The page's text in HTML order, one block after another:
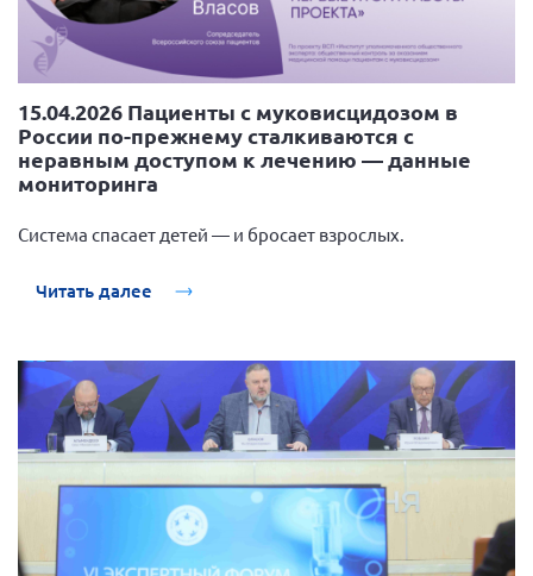
15.04.2026 Пациенты с муковисцидозом в
России по-прежнему сталкиваются с
неравным доступом к лечению — данные
мониторинга
Система спасает детей — и бросает взрослых.
Читать далее